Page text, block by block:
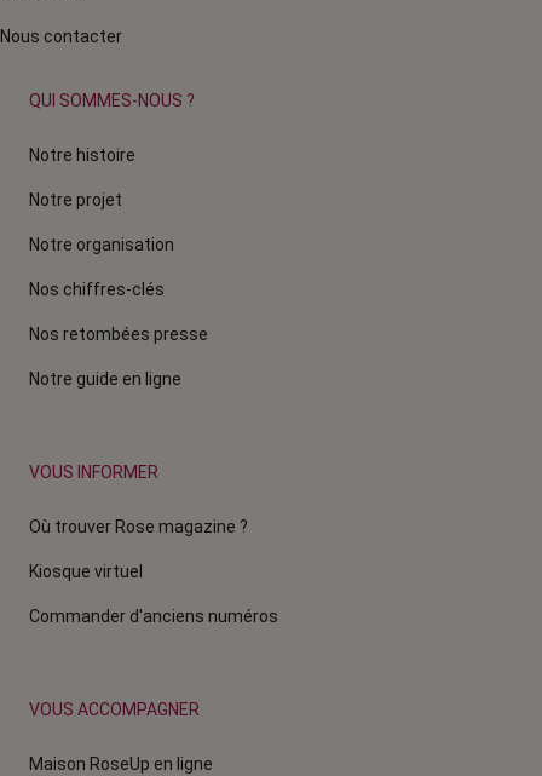
Nous contacter
QUI SOMMES-NOUS ?
Notre histoire
Notre projet
Notre organisation
Nos chiffres-clés
Nos retombées presse
Notre guide en ligne
VOUS INFORMER
Où trouver Rose magazine ?
Kiosque virtuel
Commander d'anciens numéros
VOUS ACCOMPAGNER
Maison RoseUp en ligne